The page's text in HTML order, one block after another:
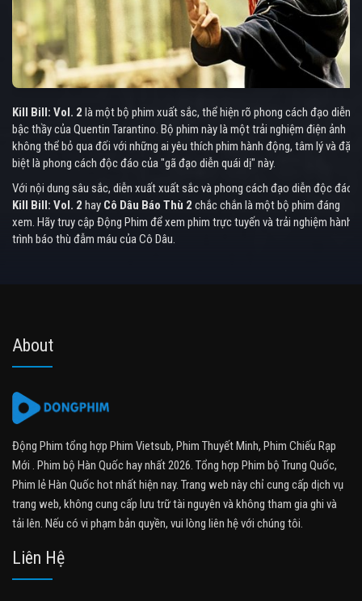
Kill Bill: Vol. 2 là một bộ phim xuất sắc, thể hiện rõ phong cách đạo diễn
bậc thầy của Quentin Tarantino. Bộ phim này là một trải nghiệm điện ảnh
không thể bỏ qua đối với những ai yêu thích phim hành động, tâm lý và đặc
biệt là phong cách độc đáo của "gã đạo diễn quái dị" này.
Với nội dung sâu sắc, diễn xuất xuất sắc và phong cách đạo diễn độc đáo,
Kill Bill: Vol. 2 hay Cô Dâu Báo Thù 2 chắc chắn là một bộ phim đáng
xem. Hãy truy cập Động Phim để xem phim trực tuyến và trải nghiệm hành
trình báo thù đẫm máu của Cô Dâu.
About
Động Phim tổng hợp Phim Vietsub, Phim Thuyết Minh, Phim Chiếu Rạp
Mới . Phim bộ Hàn Quốc hay nhất 2026. Tổng hợp Phim bộ Trung Quốc,
Phim lẻ Hàn Quốc hot nhất hiện nay. Trang web này chỉ cung cấp dịch vụ
trang web, không cung cấp lưu trữ tài nguyên và không tham gia ghi và
tải lên. Nếu có vi phạm bản quyền, vui lòng liên hệ với chúng tôi.
Liên Hệ